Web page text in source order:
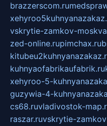
brazzerscom.ru
vskrytie-zamkov-
zed-online.rupimchax.ru
kuhnyaofabrikaufabrik.ru
xehyroo-5-
guzywia-4-
cs68.ruvladivostok-
raszar.ruvskrytie-